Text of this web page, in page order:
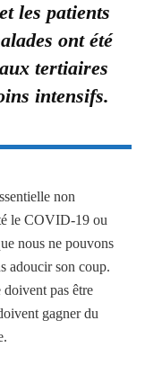
les patients
ont été
tertiaires
intensifs.
non
le COVID-19 ou
nous ne pouvons
adoucir son coup.
pas être
gagner du